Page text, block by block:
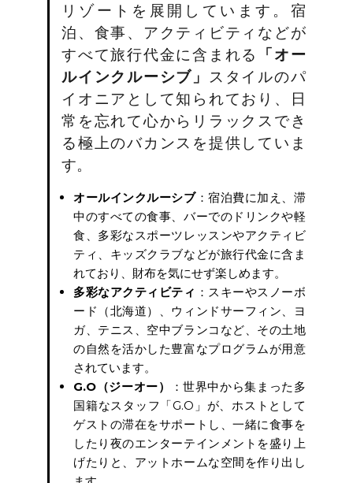
リゾートを展開しています。宿
泊、食事、アクティビティなどが
すべて旅行代金に含まれる
「オー
ルインクルーシブ」 スタイルのパ
イオニアとして知られており、日
常を忘れて心からリラックスでき
る極上のバカンスを提供していま
す。
オールインクルーシブ：宿泊費に加え、滞
中のすべての食事、バーでのドリンクや軽
食、多彩なスポーツレッスンやアクティビ
ティ、キッズクラブなどが旅行代金に含ま
れており、財布を気にせず楽しめます。
多彩なアクティビティ ：スキーやスノーボ
ード（北海道）、ウィンドサーフィン、ヨ
ガ、テニス、空中ブランコなど、その土地
の自然を活かした豊富なプログラムが用意
されています。
G.O（ジーオー）
：世界中から集まった多
国籍なスタッフ「G.O」が、ホストとして
ゲストの滞在をサポートし、一緒に食事を
したり夜のエンターテインメントを盛り上
げたりと、アットホームな空間を作り出し